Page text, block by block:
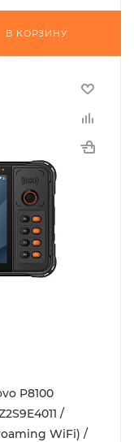
В КОРЗИНУ
P8100
/
WiFi) /